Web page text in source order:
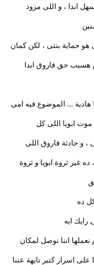
ابدا ، و اللى مزود
هو حماية بنتى ، لكن كمان
هسيب حق فاروق ابدا
هادية … الموضوع فيه امى
موت ابويا اللى كل
و حادثة فاروق اللى
غير ثروة ابويا و ثروة
ده
رايك ايه
اننا نوصل لمكان
اسرار كتير تايهة عننا